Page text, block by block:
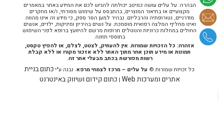
הבהרה: על עלים עושה כמיטב יכולתה להגיש לכם את המידע באתר במאמרים
מקצועיים או בתיאור המוצרים, בהתבסס על שימוש מסורתי, ו/או מחקרים
מודרניים, נטורופתיה והרבליזם. נבהיר למען הסר ספק, כי מידע זה אינו מהווה
ואינו מחליף המלצה רפואית מוסמכת. על נשים בהיריון ומיניקות, ילדים, אנשים
החולים במחלות כרוניות והנוטלים תרופות מרשם להיוועץ ברופא לפני השימוש
בתוספי תזונה.
אזהרה: כל הזכויות שמורות. אין להעתיק, לצטט, לצלם, או להפיץ טקסט,
תמונות או מידע תוכן אחר מתוך האתר ללא אזכור מקורו או ללא קבלת
רשות מפורשת בכתב מבעלי אתר זה.
כל זכויות שמורות © על עלים – מרכז לצמחי מרפא. נבנה ע"יכתום בניית
אתרים ומערכות Web
| כתום קידום ושיווק באינטרנט